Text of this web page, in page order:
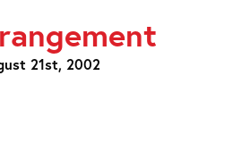
21st, 2002